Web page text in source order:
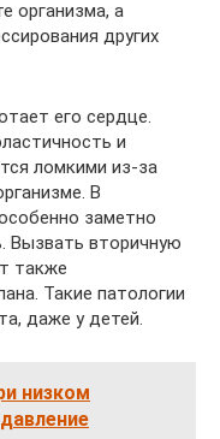
организма, а
других
его сердце.
и
ломкими из-за
В
заметно
Вызвать вторичную
также
Такие патологии
даже у детей.
низком